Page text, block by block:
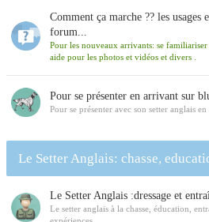
Comment ça marche ?? les
forum...
Pour les nouveaux arrivants: se
aide pour les photos et vidéos et divers .
Pour se présenter en arrivant sur
Pour se présenter avec son setter anglais
Le Setter Anglais: chasse,
Le Setter Anglais :dressage et
Le setter anglais à la chasse, éducation,